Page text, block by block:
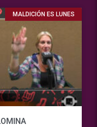
MALDICIÓN ES LUNES